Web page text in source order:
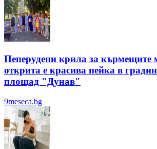
Пеперудени крила за кърмещите
открита е красива пейка в
площад "Дунав"
9meseca.bg